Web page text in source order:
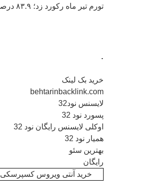
تورم تیر ماه رکورد زد؛ ۸۳.۹ درصد
.
خرید بک لینک
behtarinbacklink.com
لایسنس نود32
پسورد نود 32
اوکلی لایسنس رایگان نود 32
همیار نود 32
بهترین سئو
رایگان
خرید آنتی ویروس کسپرسکی